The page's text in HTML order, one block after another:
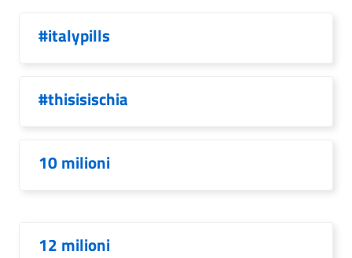
#italypills
#thisisischia
10 milioni
12 milioni